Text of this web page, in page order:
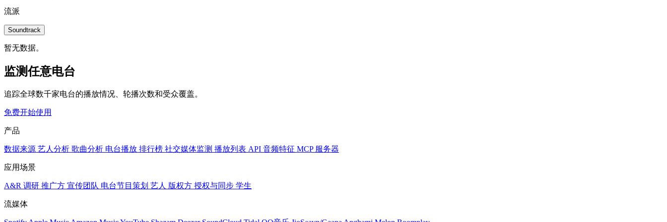
流派
Soundtrack
暂无数据。
监测任意电台
追踪全球数千家电台的播放情况、轮播次数和受众覆盖。
免费开始使用
产品
数据来源 艺人分析 歌曲分析 电台播放 排行榜 社交媒体监测 播放列表 API 音频特征 MCP 服务器
应用场景
A&R 调研 推广方 宣传团队 电台节目策划 艺人 版权方 授权与同步 学生
流媒体